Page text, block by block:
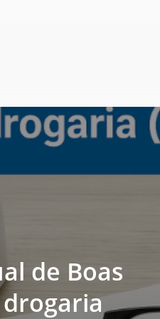
deBoas
ecomo
drogaria
e Perfilde